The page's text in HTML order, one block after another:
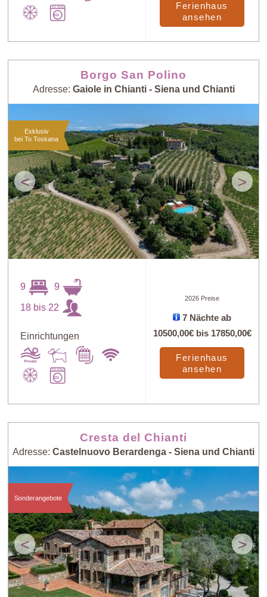
Ferienhaus
ansehen
Borgo San Polino
Adresse: Gaiole in Chianti - Siena und Chianti
< >
Exklusiv
bei To Toskana
9 9
18 bis 22
Einrichtungen
2026 Preise
7 Nächte ab
10500,00€bis 17850,00€
Ferienhaus
ansehen
Cresta del Chianti
Adresse: Castelnuovo Berardenga - Siena und Chianti
< >
Sonderangebote